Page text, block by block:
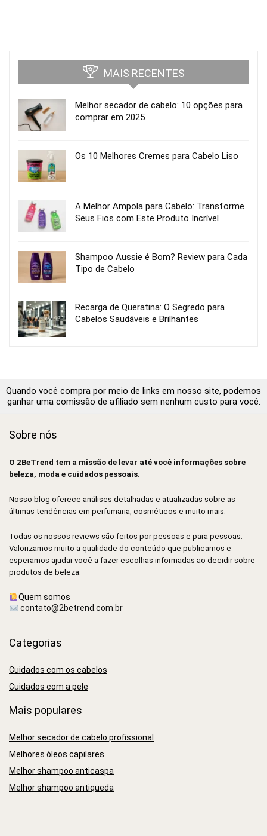
MAIS RECENTES
Melhor secador de cabelo: 10 opções para
comprar em 2025
Os 10 Melhores Cremes para Cabelo Liso
A Melhor Ampola para Cabelo: Transforme
Seus Fios com Este Produto Incrível
Shampoo Aussie é Bom? Review para Cada
Tipo de Cabelo
Recarga de Queratina: O Segredo para
Cabelos Saudáveis e Brilhantes
Quando você compra por meio de links em nosso site, podemos
ganhar uma comissão de afiliado sem nenhum custo para você.
Sobre nós
O 2BeTrend tem a missão de levar até você informações sobre
beleza, moda e cuidados pessoais.
Nosso blog oferece análises detalhadas e atualizadas sobre as
últimas tendências em perfumaria, cosméticos e muito mais.
Todas os nossos reviews são feitos por pessoas e para pessoas.
Valorizamos muito a qualidade do conteúdo que publicamos e
esperamos ajudar você a fazer escolhas informadas ao decidir sobre
produtos de beleza.
Quem somos
contato@2betrend.com.br
Categorias
Cuidados com os cabelos
Cuidados com a pele
Mais populares
Melhor secador de cabelo profissional
Melhores óleos capilares
Melhor shampoo anticaspa
Melhor shampoo antiqueda